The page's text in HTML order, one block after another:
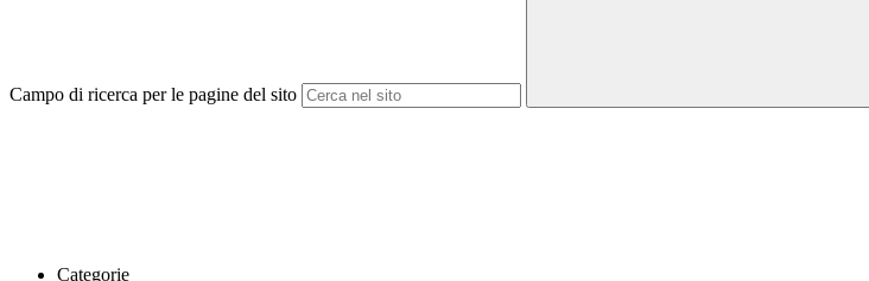
Campo di ricerca per le pagine del sito
Categorie